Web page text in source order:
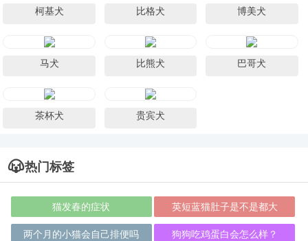
柯基犬 比格犬 博美犬
马犬 比熊犬 巴哥犬
茶杯犬 贵宾犬
热门标签
猫发春的症状 英短蓝猫肚子是不是都大
两个月的小猫会自己排便吗 狗狗吃鸡蛋白会怎么样？